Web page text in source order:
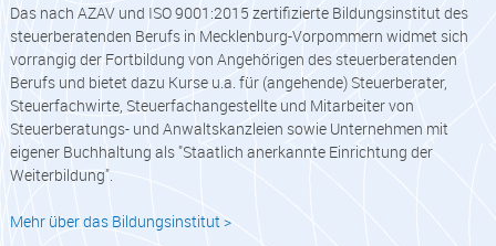
Das nach AZAV und ISO 9001:2015 zertifizierte Bildungsinstitut des
steuerberatenden Berufs in Mecklenburg-Vorpommern widmet sich
vorrangig der Fortbildung von Angehörigen des steuerberatenden
Berufs und bietet dazu Kurse u.a. für (angehende) Steuerberater,
Steuerfachwirte, Steuerfachangestellte und Mitarbeiter von
Steuerberatungs- und Anwaltskanzleien sowie Unternehmen mit
eigener Buchhaltung als "Staatlich anerkannte Einrichtung der
Weiterbildung".
Mehr über das Bildungsinstitut >